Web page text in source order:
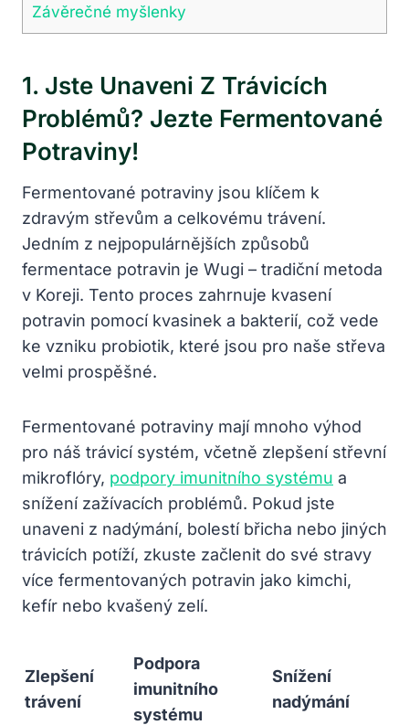
Závěrečné myšlenky
1. Jste Unaveni Z Trávicích
Problémů? Jezte Fermentované
Potraviny!
Fermentované potraviny jsou klíčem k
zdravým střevům a celkovému trávení.
Jedním z nejpopulárnějších způsobů
fermentace potravin je Wugi – tradiční metoda
v Koreji. Tento proces zahrnuje kvasení
potravin pomocí kvasinek a bakterií, což vede
ke vzniku probiotik, které jsou pro naše střeva
velmi prospěšné.
Fermentované potraviny mají mnoho výhod
pro náš trávicí systém, včetně zlepšení střevní
mikroflóry, podpory imunitního systému a
snížení zažívacích problémů. Pokud jste
unaveni z nadýmání, bolestí břicha nebo jiných
trávicích potíží, zkuste začlenit do své stravy
více fermentovaných potravin jako kimchi,
kefír nebo kvašený zelí.
Zlepšení
trávení
Podpora
imunitního
systému
Snížení
nadýmání